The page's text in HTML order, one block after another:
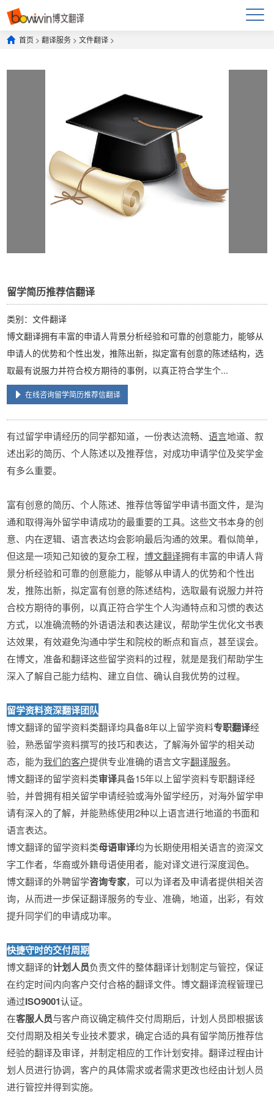
首页 >翻译服务 >文件翻译 >
留学简历推荐信翻译
类别：文件翻译
博文翻译拥有丰富的申请人背景分析经验和可靠的创意能力，能够从
申请人的优势和个性出发，推陈出新，拟定富有创意的陈述结构，选
取最有说服力并符合校方期待的事例，以真正符合学生个...
在线咨询留学简历推荐信翻译
有过留学申请经历的同学都知道，一份表达流畅、语言地道、叙
述出彩的简历、个人陈述以及推荐信，对成功申请学位及奖学金
有多么重要。
富有创意的简历、个人陈述、推荐信等留学申请书面文件，是沟
通和取得海外留学申请成功的最重要的工具。这些文书本身的创
意、内在逻辑、语言表达均会影响最后沟通的效果。看似简单，
但这是一项知己知彼的复杂工程，博文翻译拥有丰富的申请人背
景分析经验和可靠的创意能力，能够从申请人的优势和个性出
发，推陈出新，拟定富有创意的陈述结构，选取最有说服力并符
合校方期待的事例，以真正符合学生个人沟通特点和习惯的表达
方式，以准确流畅的外语语法和表达建议，帮助学生优化文书表
达效果，有效避免沟通中学生和院校的断点和盲点，甚至误会。
在博文，准备和翻译这些留学资料的过程，就是是我们帮助学生
深入了解自己能力结构、建立自信、确认自我优势的过程。
留学资料资深翻译团队
博文翻译的留学资料类翻译均具备8年以上留学资料专职翻译经
验，熟悉留学资料撰写的技巧和表达，了解海外留学的相关动
态，能为我们的客户提供专业准确的语言文字翻译服务。
博文翻译的留学资料类审译具备15年以上留学资料专职翻译经
验，并曾拥有相关留学申请经验或海外留学经历，对海外留学申
请有深入的了解，并能熟练使用2种以上语言进行地道的书面和
语言表达。
博文翻译的留学资料类母语审译均为长期使用相关语言的资深文
字工作者，华裔或外籍母语使用者，能对译文进行深度润色。
博文翻译的外聘留学咨询专家，可以为译者及申请者提供相关咨
询，从而进一步保证翻译服务的专业、准确，地道，出彩，有效
提升同学们的申请成功率。
快捷守时的交付周期
博文翻译的计划人员负责文件的整体翻译计划制定与管控，保证
在约定时间内向客户交付合格的翻译文件。博文翻译流程管理已
通过ISO9001认证。
在客服人员与客户商议确定稿件交付周期后，计划人员即根据该
交付周期及相关专业技术要求，确定合适的具有留学简历推荐信
经验的翻译及审译，并制定相应的工作计划安排。翻译过程由计
划人员进行协调，客户的具体需求或者需求更改也经由计划人员
进行管控并得到实施。